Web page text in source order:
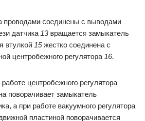
проводами соединены с выводами
датчика 13вращается замыкатель
втулкой 15жестко соединена с
центробежного регулятора 16.
центробежного регулятора
поворачивает замыкатель
а при работе вакуумного регулятора
пластиной поворачивается